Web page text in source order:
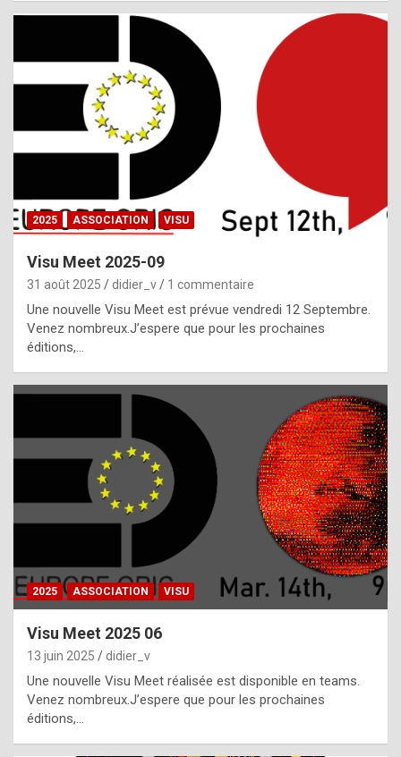
l
,
g
h
t
f
h
a
t
t
2025 ASSOCIATION VISU
Visu Meet 2025-09
31 août 2025 didier_v 1 commentaire
Une nouvelle Visu Meet est prévue vendredi 12 Septembre.
Venez nombreux.J’espere que pour les prochaines
éditions,…
2025 ASSOCIATION VISU
Visu Meet 2025 06
13 juin 2025 didier_v
Une nouvelle Visu Meet réalisée est disponible en teams.
Venez nombreux.J’espere que pour les prochaines
éditions,…